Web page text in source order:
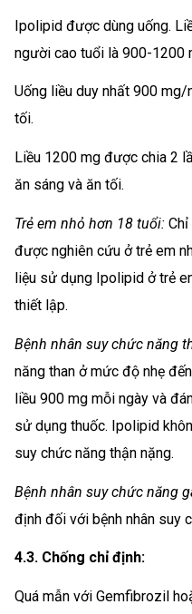
Ipolipid được dùng uống.
người cao tuổi là 900-1200
Uống liều duy nhất 900
tối.
Liều 1200 mg được chia 2
ăn sáng và ăn tối.
Trẻ em nhỏ hơn 18 tuổi:
được nghiên cứu ở trẻ em
liệu sử dụng Ipolipid ở trẻ
thiết lập.
Bệnh nhân suy chức năng
năng than ở mức độ nhẹ
liều 900 mg mỗi ngày và
sử dụng thuốc. Ipolipid
suy chức năng thận nặng.
Bệnh nhân suy chức năng
định đối với bệnh nhân suy
4.3. Chống chỉ định:
Quá mẫn với Gemfibrozil